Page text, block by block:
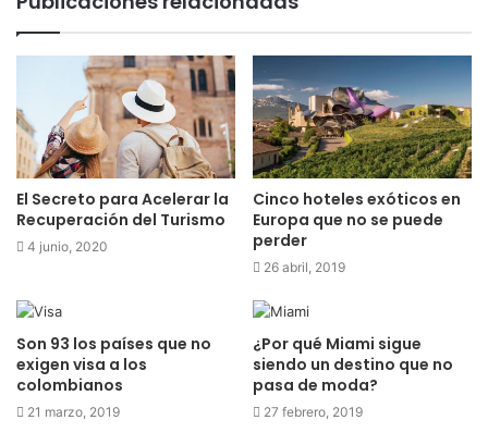
El Secreto para Acelerar la
Recuperación del Turismo
4 junio, 2020
Cinco hoteles exóticos en
Europa que no se puede
perder
26 abril, 2019
Son 93 los países que no
exigen visa a los
colombianos
21 marzo, 2019
¿Por qué Miami sigue
siendo un destino que no
pasa de moda?
27 febrero, 2019